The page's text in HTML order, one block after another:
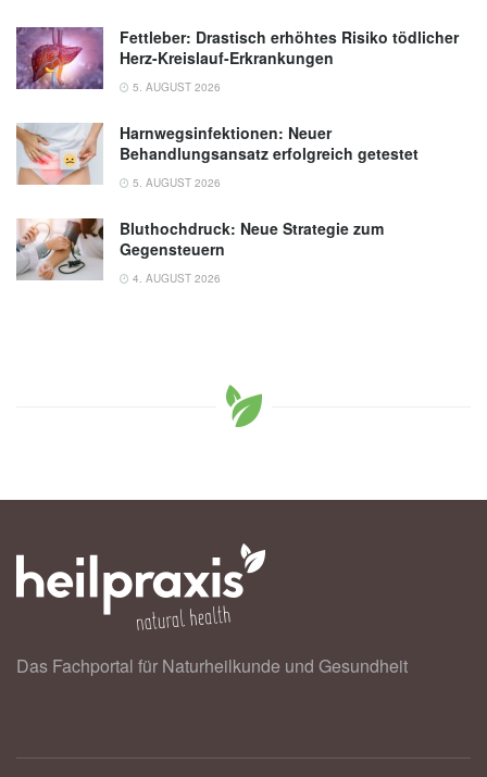
Fettleber: Drastisch erhöhtes Risiko tödlicher
Herz-Kreislauf-Erkrankungen
5. AUGUST 2026
Harnwegsinfektionen: Neuer
Behandlungsansatz erfolgreich getestet
5. AUGUST 2026
Bluthochdruck: Neue Strategie zum
Gegensteuern
4. AUGUST 2026
Das Fachportal für Naturheilkunde und Gesundheit